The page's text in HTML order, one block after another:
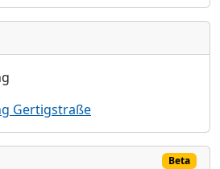
Gertigstraße
Beta